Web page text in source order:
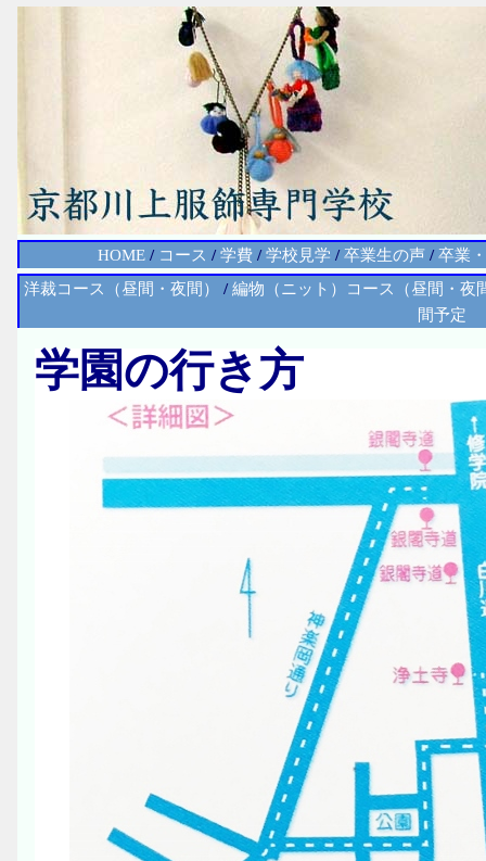
HOME/ コース /学費/学校見学 /卒業生の声/卒業
洋裁コース（昼間・夜間）
/編物（ニット）コース（昼間・夜
間予定
学園の行き方